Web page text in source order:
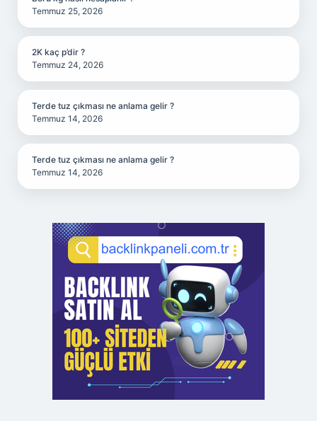
Temmuz 25, 2026
2K kaç p’dir ?
Temmuz 24, 2026
Terde tuz çıkması ne anlama gelir ?
Temmuz 14, 2026
Terde tuz çıkması ne anlama gelir ?
Temmuz 14, 2026